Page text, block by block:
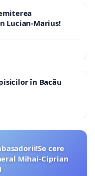
Lucian-Marius!
în Bacău
cere
Mihai-Ciprian